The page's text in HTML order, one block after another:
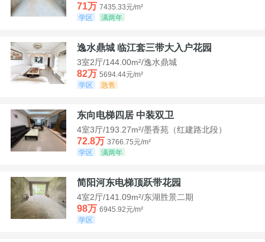
71万 7435.33元/m²
学区
满两年
逸水鼎城 临江套三带大入户花园
3室2厅/144.00m²/逸水鼎城
82万 5694.44元/m²
学区
急售
东向电梯四居 中装双卫
4室3厅/193.27m²/墨香苑（红建路北段）
72.8万 3766.75元/m²
学区
满两年
简阳河东电梯顶跃带花园
4室2厅/141.09m²/东湖胜景二期
98万 6945.92元/m²
学区